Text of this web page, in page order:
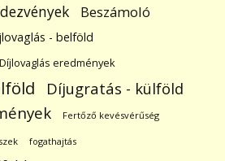
Beszámoló
- belföld
Díjlovaglás eredmények
Díjugratás - külföld
Fertőző kevésvérűség
fogathajtás